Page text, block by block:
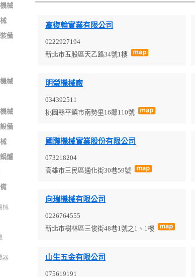
械
備
械
械
備
爐
械
器
高復輪實業有限公司
0222927194
新北市五股區天乙路34號1樓
明瑩機械廠
034392511
桃園縣平鎮市南勢里16鄰110號
國聯機械實業股份有限公司
073218204
高雄市三民區通化街30巷59號
向瑞機械有限公司
0226764555
新北市樹林區三俊街48巷1號之1、1樓
山生五金有限公司
075619191